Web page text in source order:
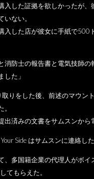
入した証拠を欲しかったが
いない。
入した店が彼女に手紙で500
消防士の報告書と電気技師
した」
りをした後、前述のマウン
出済みの文書をサムスンから
Side はサムスンに連絡した
、多国籍企業の代理人がボ
てもらえた。